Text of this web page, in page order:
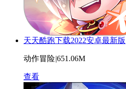
天天酷跑下载2022安卓最新版
动作冒险|651.06M
查看